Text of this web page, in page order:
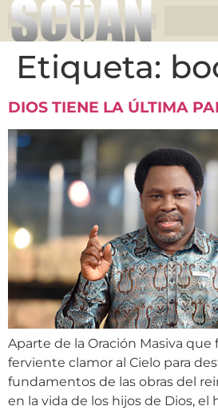
Etiqueta:
DIOS TIENE LA ÚLTIMA
Aparte de la Oración Masiva
ferviente clamor al Cielo para
fundamentos de las obras del
en la vida de los hijos de Dios, el